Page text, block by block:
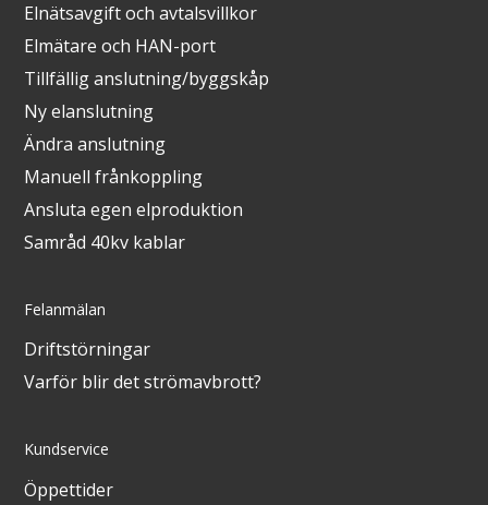
Elnätsavgift och avtalsvillkor
Elmätare och HAN-port
Tillfällig anslutning/byggskåp
Ny elanslutning
Ändra anslutning
Manuell frånkoppling
Ansluta egen elproduktion
Samråd 40kv kablar
Felanmälan
Driftstörningar
Varför blir det strömavbrott?
Kundservice
Öppettider